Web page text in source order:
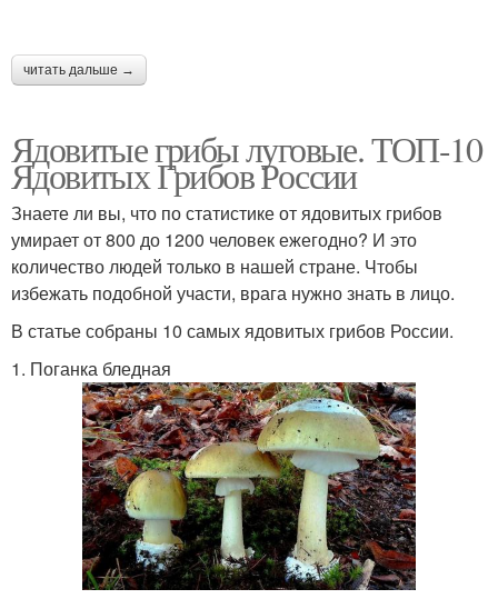
читать дальше →
Ядовитые грибы луговые. ТОП-10
Ядовитых Грибов России
Знаете ли вы, что по статистике от ядовитых грибов
умирает от 800 до 1200 человек ежегодно? И это
количество людей только в нашей стране. Чтобы
избежать подобной участи, врага нужно знать в лицо.
В статье собраны 10 самых ядовитых грибов России.
1. Поганка бледная